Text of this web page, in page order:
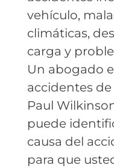
vehículo,
climáticas,
carga y
Un abogado
accidentes
Paul
puede
causa del
para que